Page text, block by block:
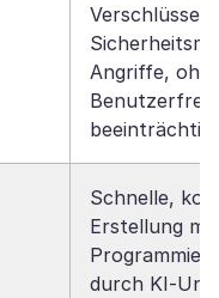
Angriffe,
Schnelle,
Erstellung
durch KI-